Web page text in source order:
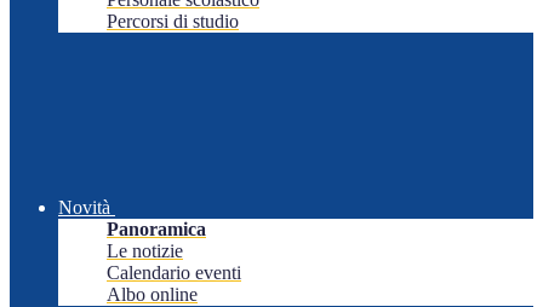
Percorsi di studio
Novità
Panoramica
Le notizie
Calendario eventi
Albo online